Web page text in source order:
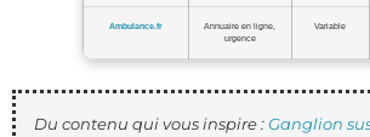
Ambulance.fr
Annuaire en ligne,
urgence
Variable
Du contenu qui vous inspire :Ganglion